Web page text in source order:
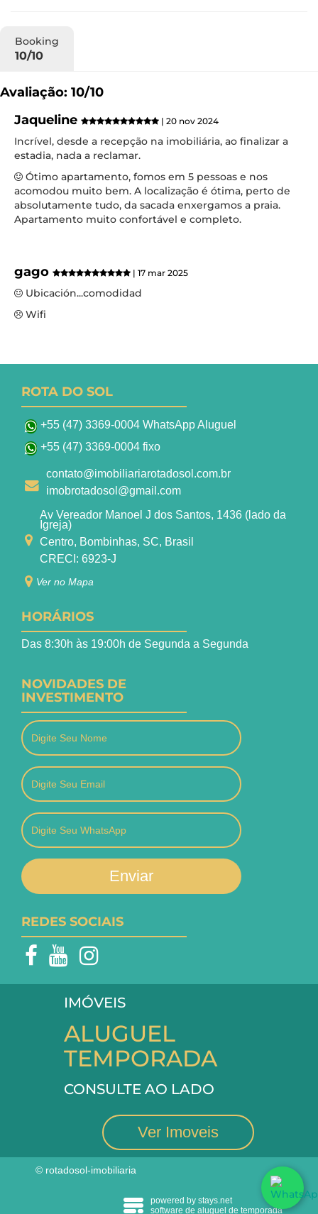
Booking
10/10
Avaliação: 10/10
Jaqueline
| 20 nov 2024
Incrível, desde a recepção na imobiliária, ao finalizar a
estadia, nada a reclamar.
Ótimo apartamento, fomos em 5 pessoas e nos
acomodou muito bem. A localização é ótima, perto de
absolutamente tudo, da sacada enxergamos a praia.
Apartamento muito confortável e completo.
gago | 17 mar 2025
Ubicación...comodidad
Wifi
ROTA DO SOL
+55 (47) 3369-0004 WhatsApp Aluguel
+55 (47) 3369-0004 fixo
contato@imobiliariarotadosol.com.br
imobrotadosol@gmail.com
Av Vereador Manoel J dos Santos, 1436 (lado da
Igreja)
Centro, Bombinhas, SC, Brasil
CRECI: 6923-J
Ver no Mapa
HORÁRIOS
Das 8:30h às 19:00h de Segunda a Segunda
NOVIDADES DE
INVESTIMENTO
Enviar
REDES SOCIAIS
IMÓVEIS
ALUGUEL
TEMPORADA
CONSULTE AO LADO
Ver Imoveis
© rotadosol-imobiliaria
powered by stays.net
software de aluguel de temporada